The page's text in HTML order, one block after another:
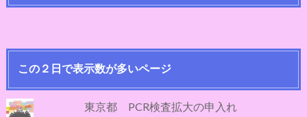
この２日で表示数が多いページ
東京都 PCR検査拡大の申入れ